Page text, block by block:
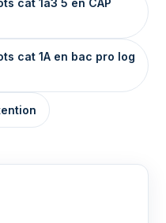
cat 1à3 5 en CAP
cat 1A en bac pro log